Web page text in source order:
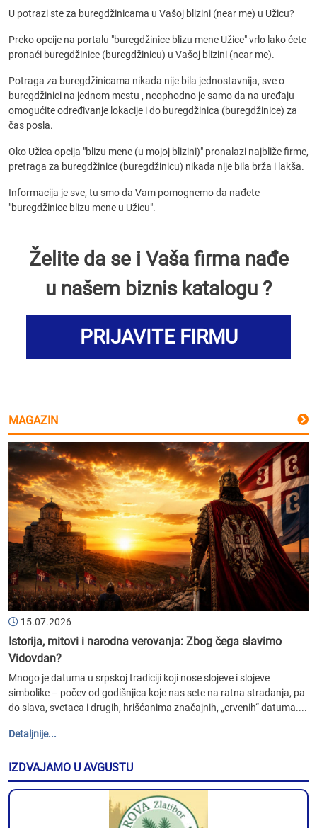
U potrazi ste za buregdžinicama u Vašoj blizini (near me) u Užicu?
Preko opcije na portalu "buregdžinice blizu mene Užice" vrlo lako ćete
pronaći buregdžinice (buregdžinicu) u Vašoj blizini (near me).
Potraga za buregdžinicama nikada nije bila jednostavnija, sve o
buregdžinici na jednom mestu , neophodno je samo da na uređaju
omogućite određivanje lokacije i do buregdžinica (buregdžinice) za
čas posla.
Oko Užica opcija "blizu mene (u mojoj blizini)" pronalazi najbliže firme,
pretraga za buregdžinice (buregdžinicu) nikada nije bila brža i lakša.
Informacija je sve, tu smo da Vam pomognemo da nađete
"buregdžinice blizu mene u Užicu".
Želite da se i Vaša firma nađe
u našem biznis katalogu ?
PRIJAVITE FIRMU
MAGAZIN
15.07.2026
Istorija, mitovi i narodna verovanja: Zbog čega slavimo
Vidovdan?
Mnogo je datuma u srpskoj tradiciji koji nose slojeve i slojeve
simbolike – počev od godišnjica koje nas sete na ratna stradanja, pa
do slava, svetaca i drugih, hrišćanima značajnih, „crvenih“ datuma....
Detaljnije...
IZDVAJAMO U AVGUSTU